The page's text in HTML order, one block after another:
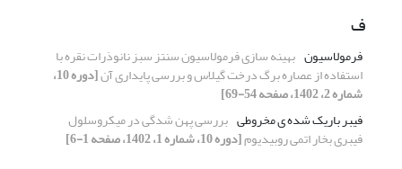
ف
فرمولاسیون بهینه سازی فرمولاسیون سنتز سبز نانوذرات نقره با
استفاده از عصاره برگ درخت گیلاس و بررسی پایداری آن [دوره 10،
شماره 2، 1402، صفحه 54-69]
فیبر باریک شده ی مخروطی بررسی پهن شدگی در میکروسلول
فیبری بخار اتمی روبیدیوم[دوره 10، شماره 1، 1402، صفحه 1-6]